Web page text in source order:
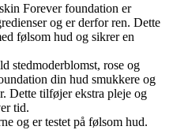
Forever foundation er
og er derfor ren. Dette
følsom hud og sikrer en
stedmoderblomst, rose og
din hud smukkere og
Dette tilføjer ekstra pleje og
tid.
og er testet på følsom hud.